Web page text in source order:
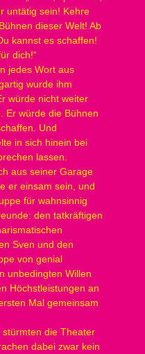
untätig sein! Kehre
dieser Welt! Ab
kannst es schaffen!
dich!“
jedes Wort aus
wurde ihm
würde nicht weiter
Er würde die Bühnen
Und
in sich hinein bei
lassen.
aus seiner Garage
er einsam sein, und
für wahnsinnig
den tatkräftigen
Sven und den
von genial
unbedingten Willen
Höchstleistungen an
Mal gemeinsam
stürmten die Theater
dabei zwar kein